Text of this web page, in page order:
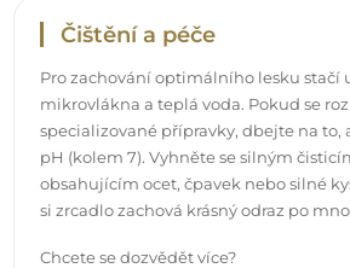
Čištění a péče
Pro zachování optimálního lesku stačí
mikrovlákna a teplá voda. Pokud se
specializované přípravky, dbejte na to,
pH (kolem 7). Vyhněte se silným
obsahujícím ocet, čpavek nebo silné
si zrcadlo zachová krásný odraz po
Chcete se dozvědět více?